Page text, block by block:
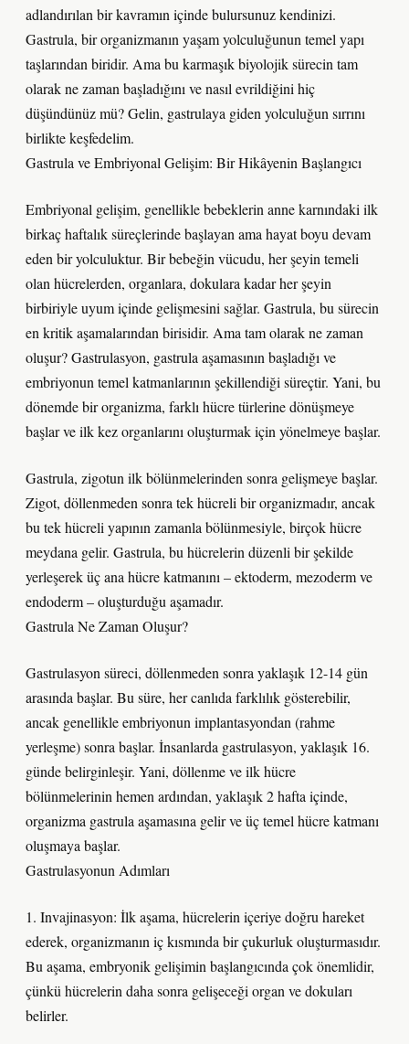
adlandırılan bir kavramın içinde bulursunuz kendinizi.
Gastrula, bir organizmanın yaşam yolculuğunun temel yapı
taşlarından biridir. Ama bu karmaşık biyolojik sürecin tam
olarak ne zaman başladığını ve nasıl evrildiğini hiç
düşündünüz mü? Gelin, gastrulaya giden yolculuğun sırrını
birlikte keşfedelim.
Gastrula ve Embriyonal Gelişim: Bir Hikâyenin Başlangıcı
Embriyonal gelişim, genellikle bebeklerin anne karnındaki ilk
birkaç haftalık süreçlerinde başlayan ama hayat boyu devam
eden bir yolculuktur. Bir bebeğin vücudu, her şeyin temeli
olan hücrelerden, organlara, dokulara kadar her şeyin
birbiriyle uyum içinde gelişmesini sağlar. Gastrula, bu sürecin
en kritik aşamalarından birisidir. Ama tam olarak ne zaman
oluşur? Gastrulasyon, gastrula aşamasının başladığı ve
embriyonun temel katmanlarının şekillendiği süreçtir. Yani, bu
dönemde bir organizma, farklı hücre türlerine dönüşmeye
başlar ve ilk kez organlarını oluşturmak için yönelmeye başlar.
Gastrula, zigotun ilk bölünmelerinden sonra gelişmeye başlar.
Zigot, döllenmeden sonra tek hücreli bir organizmadır, ancak
bu tek hücreli yapının zamanla bölünmesiyle, birçok hücre
meydana gelir. Gastrula, bu hücrelerin düzenli bir şekilde
yerleşerek üç ana hücre katmanını – ektoderm, mezoderm ve
endoderm – oluşturduğu aşamadır.
Gastrula Ne Zaman Oluşur?
Gastrulasyon süreci, döllenmeden sonra yaklaşık 12-14 gün
arasında başlar. Bu süre, her canlıda farklılık gösterebilir,
ancak genellikle embriyonun implantasyondan (rahme
yerleşme) sonra başlar. İnsanlarda gastrulasyon, yaklaşık 16.
günde belirginleşir. Yani, döllenme ve ilk hücre
bölünmelerinin hemen ardından, yaklaşık 2 hafta içinde,
organizma gastrula aşamasına gelir ve üç temel hücre katmanı
oluşmaya başlar.
Gastrulasyonun Adımları
1. Invajinasyon: İlk aşama, hücrelerin içeriye doğru hareket
ederek, organizmanın iç kısmında bir çukurluk oluşturmasıdır.
Bu aşama, embryonik gelişimin başlangıcında çok önemlidir,
çünkü hücrelerin daha sonra gelişeceği organ ve dokuları
belirler.